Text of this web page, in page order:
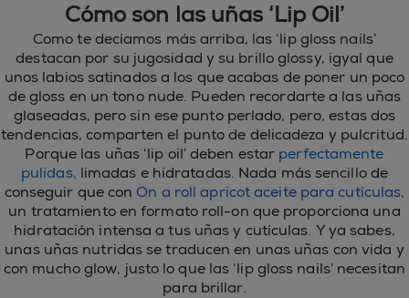
Cómo son las uñas ‘Lip Oil’
Como te decíamos más arriba, las ‘lip gloss nails’
destacan por su jugosidad y su brillo glossy, igyal que
unos labios satinados a los que acabas de poner un poco
de gloss en un tono nude. Pueden recordarte a las uñas
glaseadas, pero sin ese punto perlado, pero, estas dos
tendencias, comparten el punto de delicadeza y pulcritud.
Porque las uñas ‘lip oil’ deben estar perfectamente
pulidas, limadas e hidratadas. Nada más sencillo de
conseguir que con On a roll apricot aceite para cutículas,
un tratamiento en formato roll-on que proporciona una
hidratación intensa a tus uñas y cutículas. Y ya sabes,
unas uñas nutridas se traducen en unas uñas con vida y
con mucho glow, justo lo que las ‘lip gloss nails’ necesitan
para brillar.